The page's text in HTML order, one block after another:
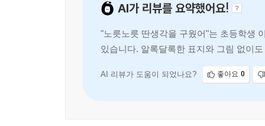
AI가 리뷰를 요약했어요!
"노릇노릇 딴생각을 구웠어"는 초등학생
있습니다. 알록달록한 표지와 그림 없이